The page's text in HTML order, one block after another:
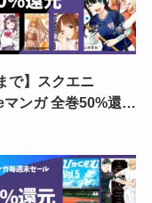
で】スクエニ
ンガ 全巻50%還元
／BAMBOO
／野球少女鷲尾